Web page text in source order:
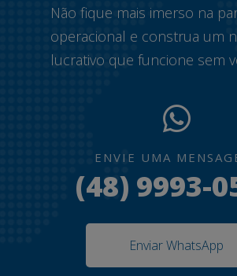
Não fique mais imerso na
operacional e construa um
lucrativo que funcione sem
ENVIE UMA
(48) 9993-
Enviar WhatsApp